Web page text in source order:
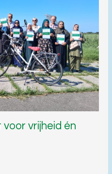
vrijheid én